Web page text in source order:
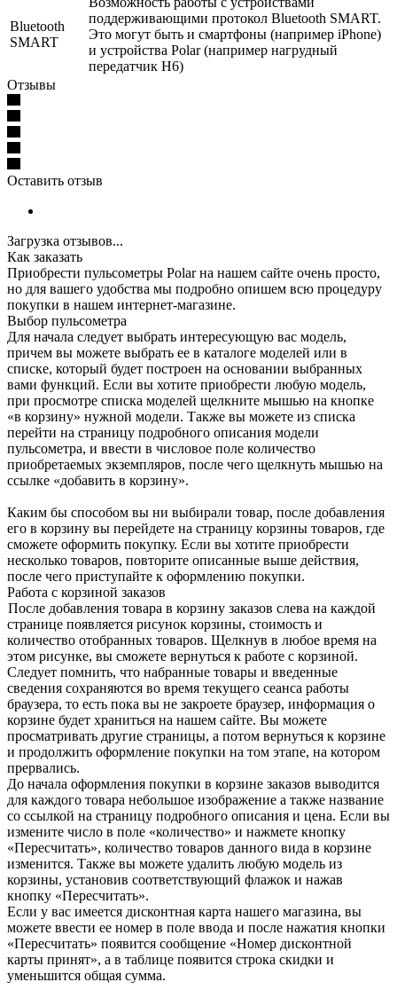
Bluetooth
SMART
поддерживающими протокол Bluetooth SMART.
Это могут быть и смартфоны (например iPhone)
и устройства Polar (например нагрудный
передатчик H6)
Отзывы
Оставить отзыв
Загрузка отзывов...
Как заказать
Приобрести пульсометры Polar на нашем сайте очень просто,
но для вашего удобства мы подробно опишем всю процедуру
покупки в нашем интернет-магазине.
Выбор пульсометра
Для начала следует выбрать интересующую вас модель,
причем вы можете выбрать ее в каталоге моделей или в
списке, который будет построен на основании выбранных
вами функций. Если вы хотите приобрести любую модель,
при просмотре списка моделей щелкните мышью на кнопке
«в корзину» нужной модели. Также вы можете из списка
перейти на страницу подробного описания модели
пульсометра, и ввести в числовое поле количество
приобретаемых экземпляров, после чего щелкнуть мышью на
ссылке «добавить в корзину».
Каким бы способом вы ни выбирали товар, после добавления
его в корзину вы перейдете на страницу корзины товаров, где
сможете оформить покупку. Если вы хотите приобрести
несколько товаров, повторите описанные выше действия,
после чего приступайте к оформлению покупки.
Работа с корзиной заказов
После добавления товара в корзину заказов слева на каждой
странице появляется рисунок корзины, стоимость и
количество отобранных товаров. Щелкнув в любое время на
этом рисунке, вы сможете вернуться к работе с корзиной.
Следует помнить, что набранные товары и введенные
сведения сохраняются во время текущего сеанса работы
браузера, то есть пока вы не закроете браузер, информация о
корзине будет храниться на нашем сайте. Вы можете
просматривать другие страницы, а потом вернуться к корзине
и продолжить оформление покупки на том этапе, на котором
прервались.
До начала оформления покупки в корзине заказов выводится
для каждого товара небольшое изображение а также название
со ссылкой на страницу подробного описания и цена. Если вы
измените число в поле «количество» и нажмете кнопку
«Пересчитать», количество товаров данного вида в корзине
изменится. Также вы можете удалить любую модель из
корзины, установив соответствующий флажок и нажав
кнопку «Пересчитать».
Если у вас имеется дисконтная карта нашего магазина, вы
можете ввести ее номер в поле ввода и после нажатия кнопки
«Пересчитать» появится сообщение «Номер дисконтной
карты принят», а в таблице появится строка скидки и
уменьшится общая сумма.